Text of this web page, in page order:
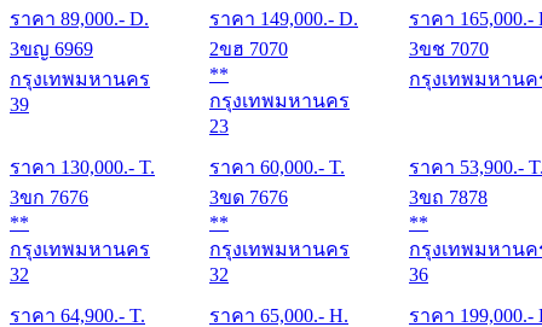
ราคา 89,000.- D.
ราคา 149,000.- D.
ราคา 165,000.-
3ขญ 6969
กรุงเทพมหานคร
39
ราคา 130,000.- T.
2ขฮ 7070
**
กรุงเทพมหานคร
23
ราคา 60,000.- T.
3ขช 7070
กรุงเทพมหานค
ราคา 53,900.-
3ขก 7676
**
กรุงเทพมหานคร
32
ราคา 64,900.- T.
3ขด 7676
**
กรุงเทพมหานคร
32
ราคา 65,000.- H.
3ขถ 7878
**
กรุงเทพมหานค
36
ราคา 199,000.-